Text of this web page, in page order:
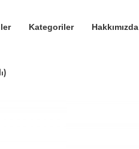
Kategoriler Hakkımızda